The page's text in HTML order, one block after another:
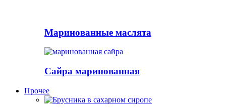
Маринованные маслята
Сайра маринованная
Прочее